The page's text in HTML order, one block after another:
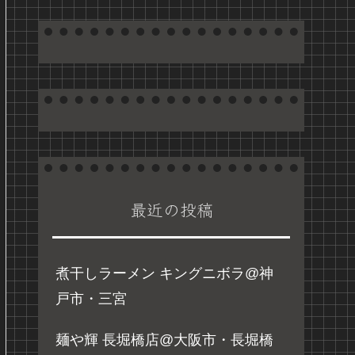
最近の投稿
煮干しラーメン キングニボラ@神
戸市・三宮
麺や輝 長堀橋店@大阪市・長堀橋